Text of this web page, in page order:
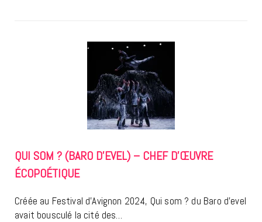
QUI SOM ? (BARO D’EVEL) – CHEF D’ŒUVRE
ÉCOPOÉTIQUE
Créée au Festival d’Avignon 2024, Qui som ? du Baro d’evel
avait bousculé la cité des…